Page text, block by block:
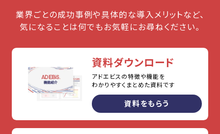
業界ごとの成功事例や具体的な導入メリットなど、
気になることは何でもお気軽にお尋ねください。
資料ダウンロード
アドエビスの特徴や機能を
わかりやすくまとめた資料です
資料をもらう